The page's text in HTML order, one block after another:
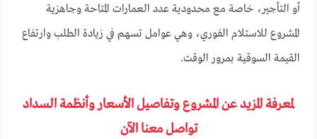
أو التأجير، خاصة مع محدودية عدد العمارات المتاحة وجاهزية
المشروع للاستلام الفوري، وهي عوامل تسهم في زيادة الطلب وارتفاع
القيمة السوقية بمرور الوقت.
لمعرفة المزيد عن المشروع وتفاصيل الأسعار وأنظمة السداد
تواصل معنا الآن